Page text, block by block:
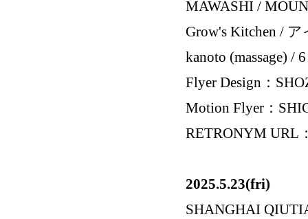
MAWASHI /
Grow's Kitchen /
kanoto (massage) /
Flyer Design：
Motion Flyer：
RETRONYM URL
2025.5.23(fri)
SHANGHAI